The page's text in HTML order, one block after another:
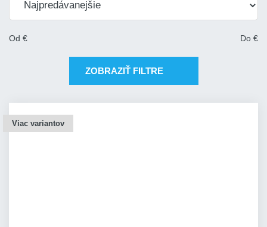
Od € Do €
ZOBRAZIŤ FILTRE
Viac variantov